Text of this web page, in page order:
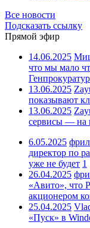
Все новости
Подсказать ссылку
Прямой эфир
14.06.2025
что мы мало
13.06.2025
показывают
13.06.2025
сервисы — на
6.05.2025
директор по
уже не будет 1
26.04.2025
«Авито», что
акционером
25.04.2025
«Пуск» в